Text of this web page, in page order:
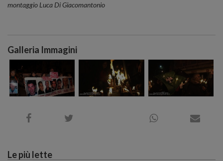
montaggio Luca Di Giacomantonio
Galleria Immagini
Le più lette